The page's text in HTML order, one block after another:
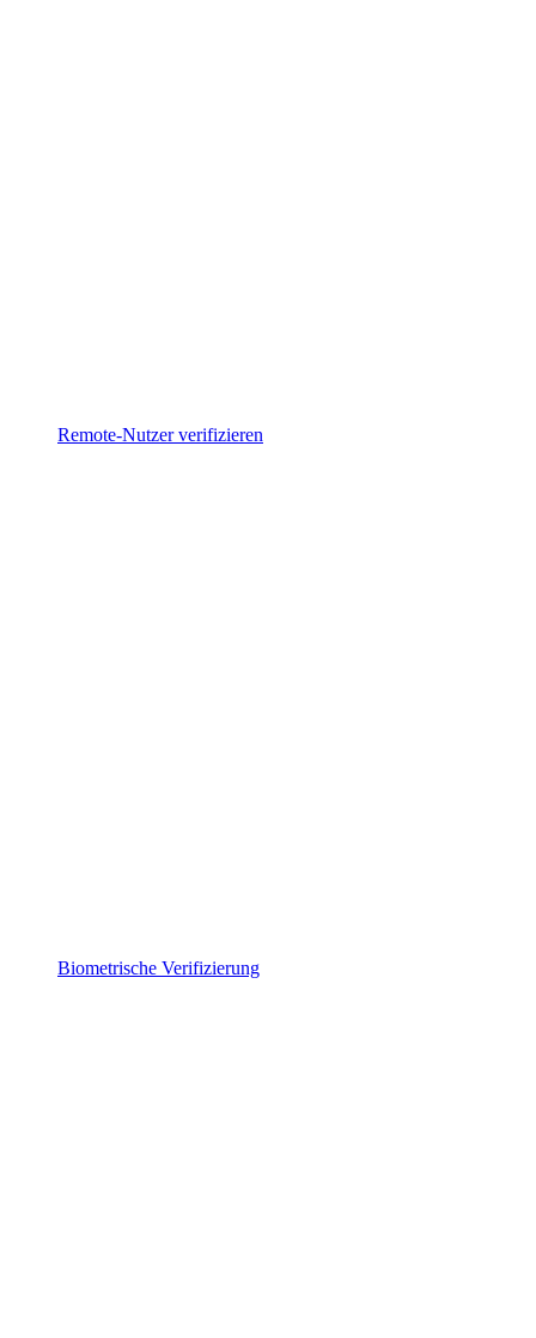
Remote-Nutzer verifizieren
Biometrische Verifizierung